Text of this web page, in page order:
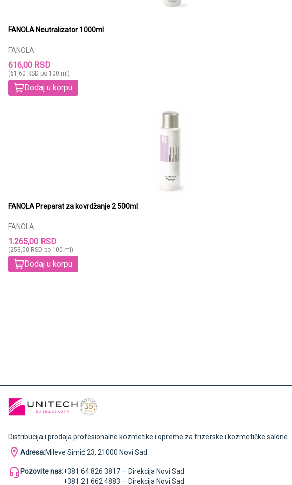
FANOLA Neutralizator 1000ml
FANOLA
616,00 RSD
(61,60 RSD po 100 ml)
Dodaj u korpu
FANOLA Preparat za kovrdžanje 2 500ml
FANOLA
1.265,00 RSD
(253,00 RSD po 100 ml)
Dodaj u korpu
Distribucija i prodaja profesionalne kozmetike i opreme za frizerske i kozmetičke salone.
Adresa:Mileve Simić 23, 21000 Novi Sad
Pozovite nas:+381 64 826 3817 – Direkcija Novi Sad
+381 21 662 4883 – Direkcija Novi Sad